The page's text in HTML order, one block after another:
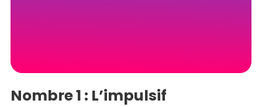
Nombre 1 : L’impulsif